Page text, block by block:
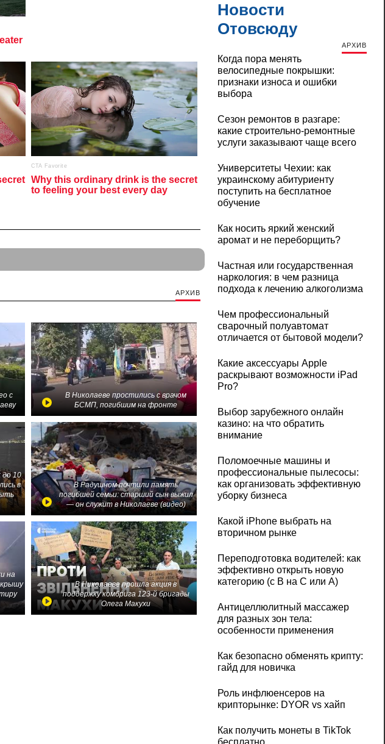
АРХИВ
с
В Николаеве простились с врачом
БСМП, погибшим на фронте
до 10
в
В Радушном почтили память
погибшей семьи: старший сын выжил
— он служит в Николаеве (видео)
на
В Николаеве прошла акция в
поддержку комбрига 123-й бригады
Олега Макухи
Новости
Отовсюду
АРХИВ
Когда пора менять
велосипедные покрышки:
признаки износа и ошибки
выбора
Сезон ремонтов в разгаре:
какие строительно-ремонтные
услуги заказывают чаще всего
Университеты Чехии: как
украинскому абитуриенту
поступить на бесплатное
обучение
Как носить яркий женский
аромат и не переборщить?
Частная или государственная
наркология: в чем разница
подхода к лечению алкоголизма
Чем профессиональный
сварочный полуавтомат
отличается от бытовой модели?
Какие аксессуары Apple
раскрывают возможности iPad
Pro?
Выбор зарубежного онлайн
казино: на что обратить
внимание
Поломоечные машины и
профессиональные пылесосы:
как организовать эффективную
уборку бизнеса
Какой iPhone выбрать на
вторичном рынке
Переподготовка водителей: как
эффективно открыть новую
категорию (с B на C или А)
Антицеллюлитный массажер
для разных зон тела:
особенности применения
Как безопасно обменять крипту:
гайд для новичка
Роль инфлюенсеров на
крипторынке: DYOR vs хайп
Как получить монеты в TikTok